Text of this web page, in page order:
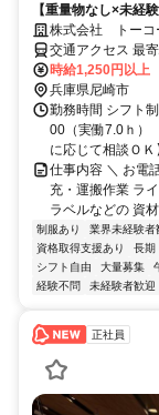
【重量物なし×未経
で！土日休み・週3
要・週払い可
株式会社 トーコ
交通アクセス 最寄駅：尼
プール前」駅よ
費支給（全額）
時給1,250円以上
兵庫県尼崎市
勤務時間 シフト
00（実働7.0ｈ）
に応じて相談ＯＫ
仕事内容 ＼ お電
充・運搬作業 ラ
ラベルなどの 資
制服あり 業界未経験者
資格取得支援あり
長期
シフト自由
大量募集
経験不問
未経験者歓迎
正社員